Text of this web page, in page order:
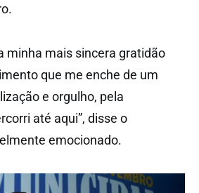
minha mais sincera gratidão
que me enche de um
e orgulho, pela
até aqui”, disse o
emocionado.